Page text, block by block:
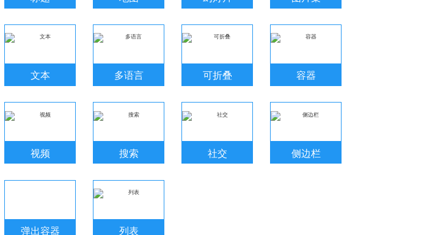
文本 多语言 可折叠 容器
视频 搜索 社交 侧边栏
弹出容器 列表